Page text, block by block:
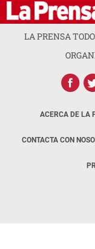
LA PRENSA
ACERCA DE LA
CONTACTA CON